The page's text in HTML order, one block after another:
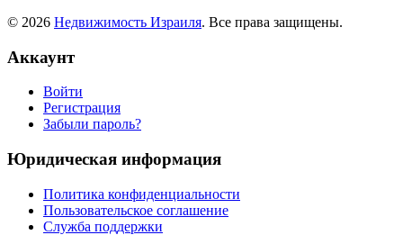
© 2026 Недвижимость Израиля. Все права защищены.
Аккаунт
Войти
Регистрация
Забыли пароль?
Юридическая информация
Политика конфиденциальности
Пользовательское соглашение
Служба поддержки